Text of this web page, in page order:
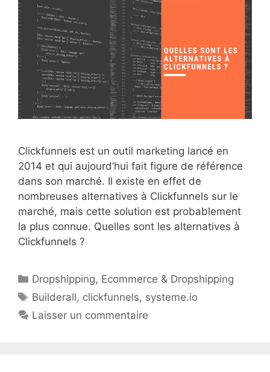
Clickfunnels est un outil marketing lancé en
2014 et qui aujourd’hui fait figure de référence
dans son marché. Il existe en effet de
nombreuses alternatives à Clickfunnels sur le
marché, mais cette solution est probablement
la plus connue. Quelles sont les alternatives à
Clickfunnels ?
Catégories
Dropshipping, Ecommerce & Dropshipping
Étiquettes
Builderall, clickfunnels, systeme.io
Laisser un commentaire